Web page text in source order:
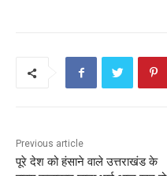
Previous article
पूरे देश को हंसाने वाले उत्तराखंड के